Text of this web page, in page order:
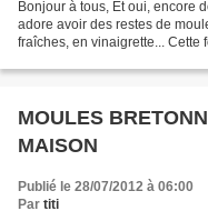
Bonjour à tous, Et oui, encore
adore avoir des restes de
fraîches, en vinaigrette... Cette
MOULES
MAISON
Publié le 28/07/2012 à 06:00
Par titi